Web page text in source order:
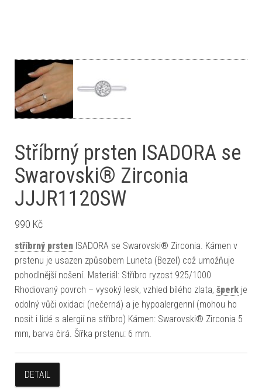
Stříbrný prsten ISADORA se
Swarovski® Zirconia
JJJR1120SW
990 Kč
stříbrný prsten ISADORA se Swarovski® Zirconia. Kámen v
prstenu je usazen způsobem Luneta (Bezel) což umožňuje
pohodlnější nošení. Materiál: Stříbro ryzost 925/1000
Rhodiovaný povrch – vysoký lesk, vzhled bílého zlata, šperk je
odolný vůči oxidaci (nečerná) a je hypoalergenní (mohou ho
nosit i lidé s alergií na stříbro) Kámen: Swarovski® Zirconia 5
mm, barva čirá. Šířka prstenu: 6 mm.
DETAIL